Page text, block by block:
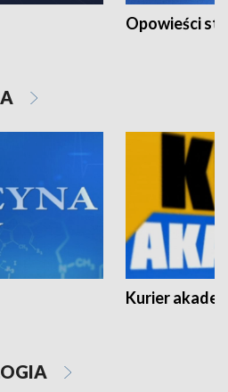
Opowieści
Kurier